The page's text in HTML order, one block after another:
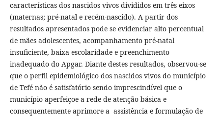
características dos nascidos vivos divididos em três eixos
(maternas; pré-natal e recém-nascido). A partir dos
resultados apresentados pode se evidenciar alto percentual
de mães adolescentes, acompanhamento pré-natal
insuficiente, baixa escolaridade e preenchimento
inadequado do Apgar. Diante destes resultados, observou-se
que o perfil epidemiológico dos nascidos vivos do município
de Tefé não é satisfatório sendo imprescindível que o
município aperfeiçoe a rede de atenção básica e
consequentemente aprimore a assistência e formulação de